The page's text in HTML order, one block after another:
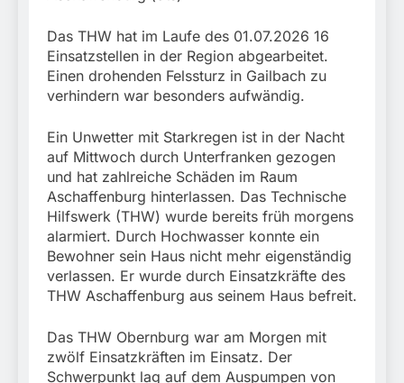
Das THW hat im Laufe des 01.07.2026 16
Einsatzstellen in der Region abgearbeitet.
Einen drohenden Felssturz in Gailbach zu
verhindern war besonders aufwändig.
Ein Unwetter mit Starkregen ist in der Nacht
auf Mittwoch durch Unterfranken gezogen
und hat zahlreiche Schäden im Raum
Aschaffenburg hinterlassen. Das Technische
Hilfswerk (THW) wurde bereits früh morgens
alarmiert. Durch Hochwasser konnte ein
Bewohner sein Haus nicht mehr eigenständig
verlassen. Er wurde durch Einsatzkräfte des
THW Aschaffenburg aus seinem Haus befreit.
Das THW Obernburg war am Morgen mit
zwölf Einsatzkräften im Einsatz. Der
Schwerpunkt lag auf dem Auspumpen von